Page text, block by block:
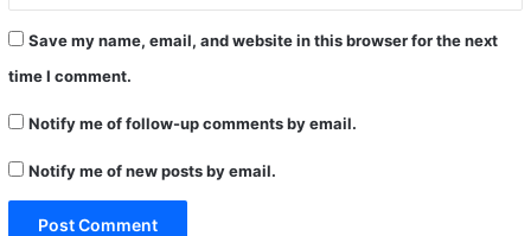
Save my name, email, and website in this browser for the next
time I comment.
Notify me of follow-up comments by email.
Notify me of new posts by email.